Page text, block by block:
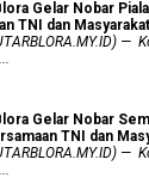
Gelar Nobar
TNI dan Masyarakat
—
Gelar Nobar
TNI dan
—